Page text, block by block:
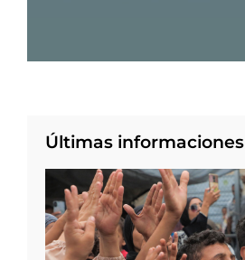
Últimas informaciones